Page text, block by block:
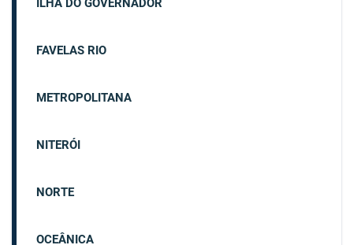
ILHA DO GOVERNADOR
FAVELAS RIO
METROPOLITANA
NITERÓI
NORTE
OCEÂNICA